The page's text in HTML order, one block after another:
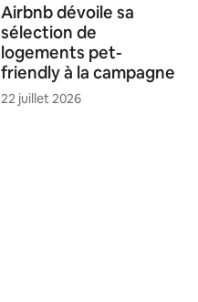
Airbnb dévoile sa
sélection de
logements pet-
friendly à la campagne
22 juillet 2026